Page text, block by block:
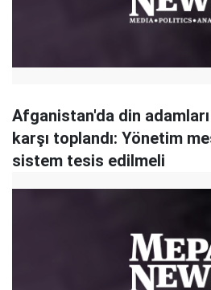
Afganistan'da din
karşı toplandı: Yönetim
sistem tesis edilmeli